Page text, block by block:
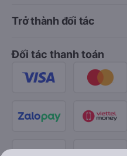
Trở thành đối tác
Đối tác thanh toán